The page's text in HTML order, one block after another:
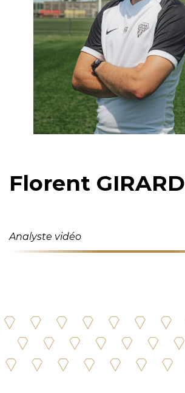
Florent GIRARD
Analyste vidéo